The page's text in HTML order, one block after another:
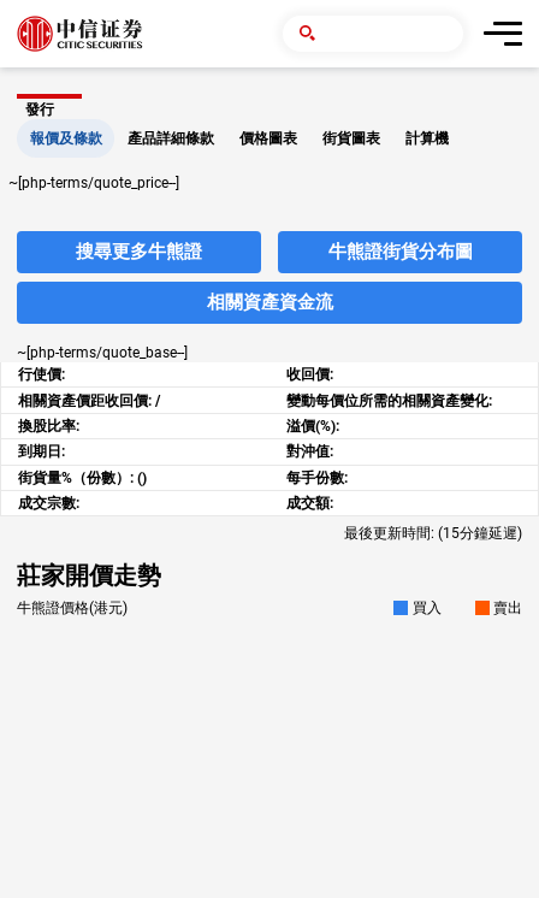
發行
報價及條款
產品詳細條款 價格圖表 街貨圖表 計算機
~[php-terms/quote_price--]
搜尋更多牛熊證 牛熊證街貨分布圖
相關資產資金流
~[php-terms/quote_base--]
行使價:
收回價:
相關資產價距收回價: /
變動每價位所需的相關資產變化:
換股比率:
溢價(%):
到期日:
對沖值:
街貨量%（份數）: ()
每手份數:
成交宗數:
成交額:
最後更新時間: (15分鐘延遲)
莊家開價走勢
牛熊證價格(港元) 買入 賣出